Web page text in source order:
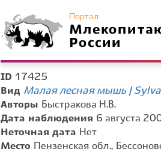
Портал
России
ID 17425
Вид Малая лесная мышь |
Авторы Быстракова Н.В.
Дата наблюдения 6 августа
Неточная дата Нет
Место
Пензенская обл.,